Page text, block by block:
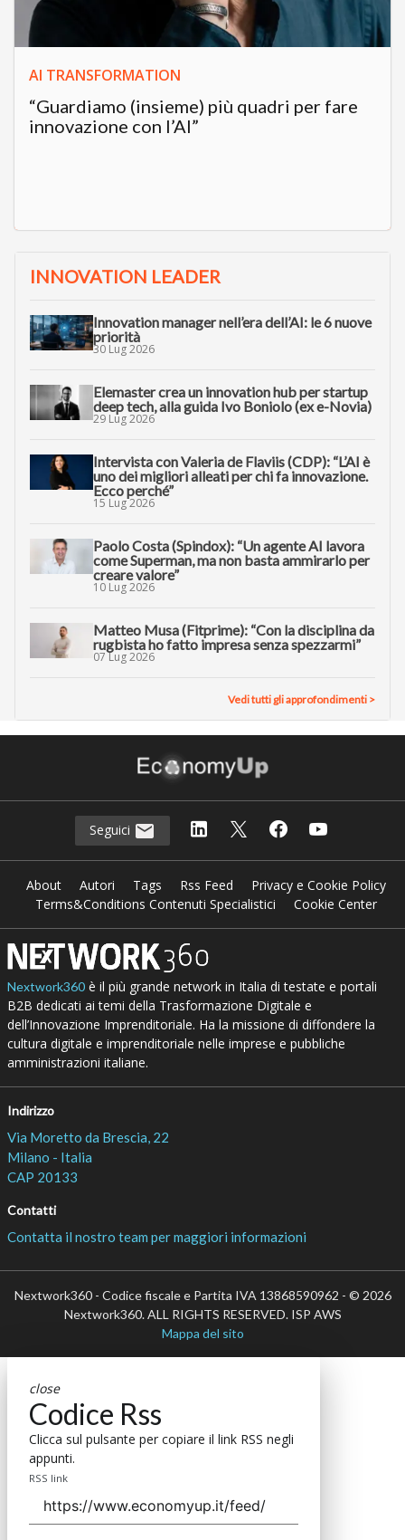
AI TRANSFORMATION
“Guardiamo (insieme) più quadri per fare
innovazione con l’AI”
INNOVATION LEADER
Innovation manager nell’era dell’AI: le 6 nuove
priorità
30 Lug 2026
Elemaster crea un innovation hub per startup
deep tech, alla guida Ivo Boniolo (ex e-Novia)
29 Lug 2026
Intervista con Valeria de Flaviis (CDP): “L’AI è
uno dei migliori alleati per chi fa innovazione.
Ecco perché”
15 Lug 2026
Paolo Costa (Spindox): “Un agente AI lavora
come Superman, ma non basta ammirarlo per
creare valore”
10 Lug 2026
Matteo Musa (Fitprime): “Con la disciplina da
rugbista ho fatto impresa senza spezzarmi”
07 Lug 2026
Vedi tutti gli approfondimenti >
Seguici
About Autori Tags Rss Feed
Privacy e Cookie Policy
Terms&Conditions Contenuti Specialistici
Cookie Center
Nextwork360è il più grande network in Italia di testate e portali
B2B dedicati ai temi della Trasformazione Digitale e
dell’Innovazione Imprenditoriale. Ha la missione di diffondere la
cultura digitale e imprenditoriale nelle imprese e pubbliche
amministrazioni italiane.
Indirizzo
Via Moretto da Brescia, 22
Milano - Italia
CAP 20133
Contatti
Contatta il nostro team per maggiori informazioni
Nextwork360 - Codice fiscale e Partita IVA 13868590962 - © 2026
Nextwork360. ALL RIGHTS RESERVED. ISP AWS
Mappa del sito
close
Codice Rss
Clicca sul pulsante per copiare il link RSS negli
appunti.
RSS link